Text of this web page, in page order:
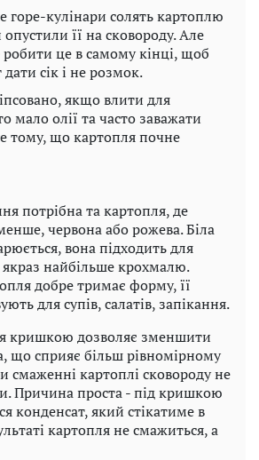
горе-кулінари солять картоплю
опустили її на сковороду. Але
це в самому кінці, щоб
сік і не розмок.
якщо влити для
мало олії та часто заважати
тому, що картопля почне
потрібна та картопля, де
червона або рожева. Біла
вона підходить для
найбільше крохмалю.
добре тримає форму, її
для супів, салатів, запікання.
кришкою дозволяє зменшити
що сприяє більш рівномірному
смаженні картоплі сковороду не
Причина проста - під кришкою
конденсат, який стікатиме в
картопля не смажиться, а